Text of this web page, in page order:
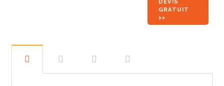
DEVIS
GRATUIT
>>